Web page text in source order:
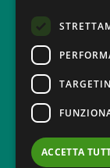
ACCETTA